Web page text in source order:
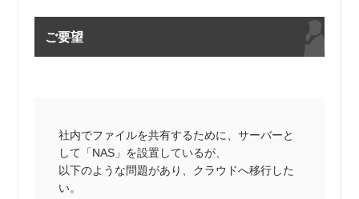
ご要望
社内でファイルを共有するために、サーバーと
して「NAS」を設置しているが、
以下のような問題があり、クラウドへ移行した
い。